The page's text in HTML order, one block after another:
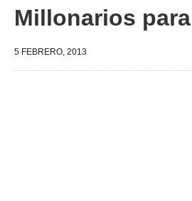
Millonarios
5 FEBRERO, 2013